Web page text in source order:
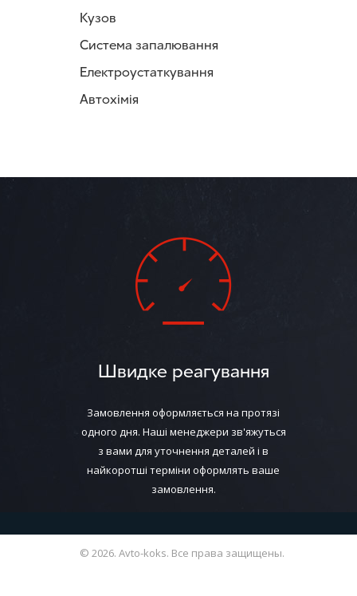
Кузов
Система запалювання
Електроустаткування
Автохімія
Швидке реагування
Замовлення оформляється на протязі
одного дня. Наші менеджери зв'яжуться
з вами для уточнення деталей і в
найкоротші терміни оформлять ваше
замовлення.
© 2026. Avto-koks. Все права защищены.